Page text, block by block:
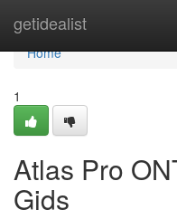
getidealist
Home
Home
1
Atlas Pro
Gids